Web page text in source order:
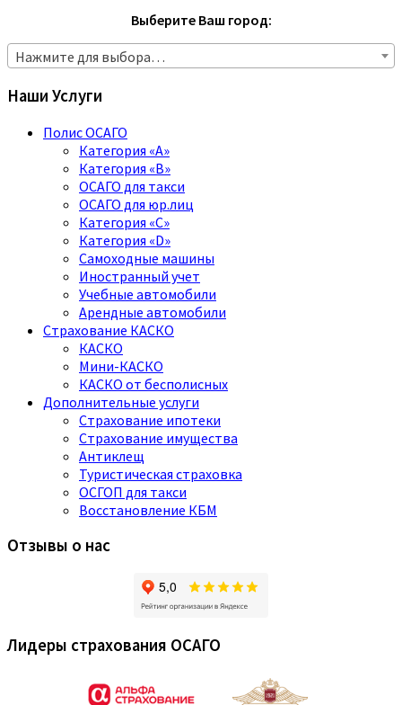
Выберите Ваш город:
Нажмите для выбора…
Наши Услуги
Полис ОСАГО
Категория «A»
Категория «B»
ОСАГО для такси
ОСАГО для юр.лиц
Категория «C»
Категория «D»
Самоходные машины
Иностранный учет
Учебные автомобили
Арендные автомобили
Страхование КАСКО
КАСКО
Мини-КАСКО
КАСКО от бесполисных
Дополнительные услуги
Страхование ипотеки
Страхование имущества
Антиклещ
Туристическая страховка
ОСГОП для такси
Восстановление КБМ
Отзывы о нас
Лидеры страхования ОСАГО